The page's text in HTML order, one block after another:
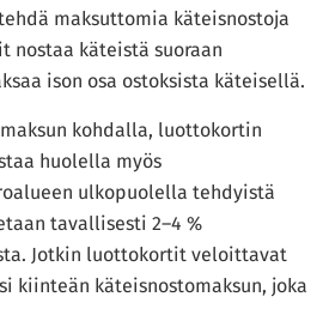
maksuttomia käteisnostoja
nostaa käteistä suoraan
ison osa ostoksista käteisellä.
kohdalla, luottokortin
huolella myös
ulkopuolella tehdyistä
tavallisesti 2–4 %
Jotkin luottokortit veloittavat
kiinteän käteisnostomaksun, joka